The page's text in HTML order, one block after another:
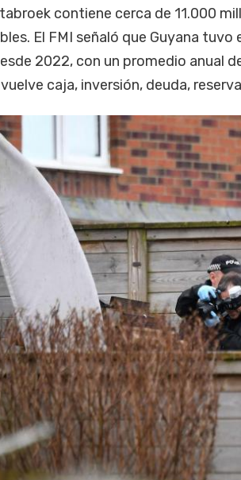
contiene cerca de 11.000
El FMI señaló que Guyana
2022, con un promedio anual
caja, inversión, deuda,